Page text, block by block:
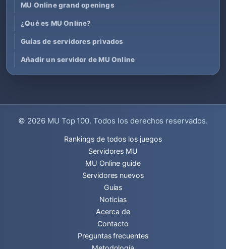
MU Online grand openings
¿Qué es MU Online?
Guías de servidores privados
Añadir un servidor de MU Online
© 2026 MU Top 100. Todos los derechos reservados.
Rankings de todos los juegos
Servidores MU
MU Online guide
Servidores nuevos
Guías
Noticias
Acerca de
Contacto
Preguntas frecuentes